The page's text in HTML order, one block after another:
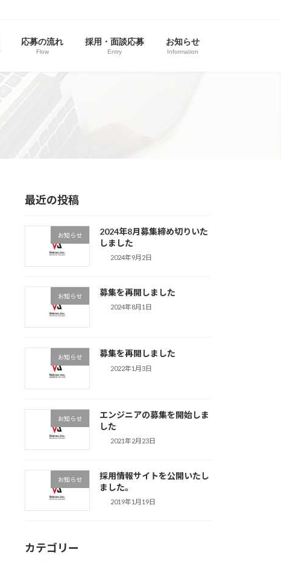
応募の流れ
Flow
採用・面談応募
Entry
お知らせ
Information
最近の投稿
お知らせ
2024年8月募集締め切りいた
しました
2024年9月2日
お知らせ 募集を再開しました
2024年8月1日
お知らせ 募集を再開しました
2022年1月3日
お知らせ
エンジニアの募集を開始しま
した
2021年2月23日
お知らせ
採用情報サイトを公開いたし
ました。
2019年1月19日
カテゴリー